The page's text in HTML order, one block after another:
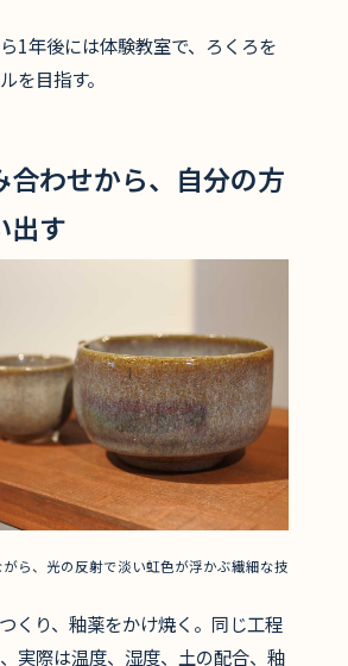
1年後には体験教室で、ろくろを
を目指す。
合わせから、自分の方
出す
ら、光の反射で淡い虹色が浮かぶ繊細な技
くり、釉薬をかけ焼く。同じ工程
実際は温度、湿度、土の配合、釉